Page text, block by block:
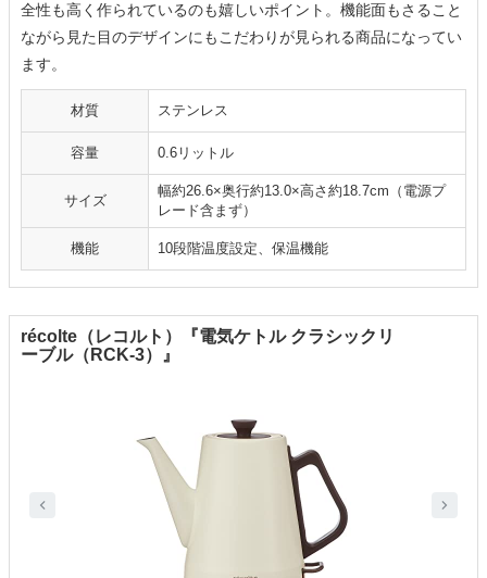
全性も高く作られているのも嬉しいポイント。機能面もさること
ながら見た目のデザインにもこだわりが見られる商品になってい
ます。
材質 ステンレス
容量 0.6リットル
サイズ
幅約26.6×奥行約13.0×高さ約18.7cm（電源プ
レード含まず）
機能 10段階温度設定、保温機能
récolte（レコルト）『電気ケトル クラシックリ
ーブル（RCK-3）』